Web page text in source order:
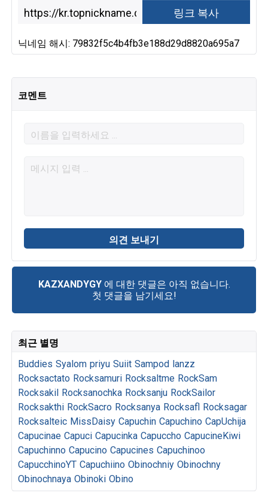
닉네임 해시: 79832f5c4b4fb3e188d29d8820a695a7
코멘트
KAZXANDYGY에 대한 댓글은 아직 없습니다.
첫 댓글을 남기세요!
최근 별명
Buddies Syalom priyu Suiit Sampod lanzz
Rocksactato Rocksamuri Rocksaltme RockSam
Rocksakil Rocksanochka Rocksanju RockSailor
Rocksakthi RockSacro Rocksanya Rocksafl Rocksagar
Rocksalteic MissDaisy Capuchin Capuchino CapUchija
Capucinae Capuci Capucinka Capuccho CapucineKiwi
Capuchinno Capucino Capucines Capuchinoo
CapucchinoYT Capuchiino Obinochniy Obinochny
Obinochnaya Obinoki Obino